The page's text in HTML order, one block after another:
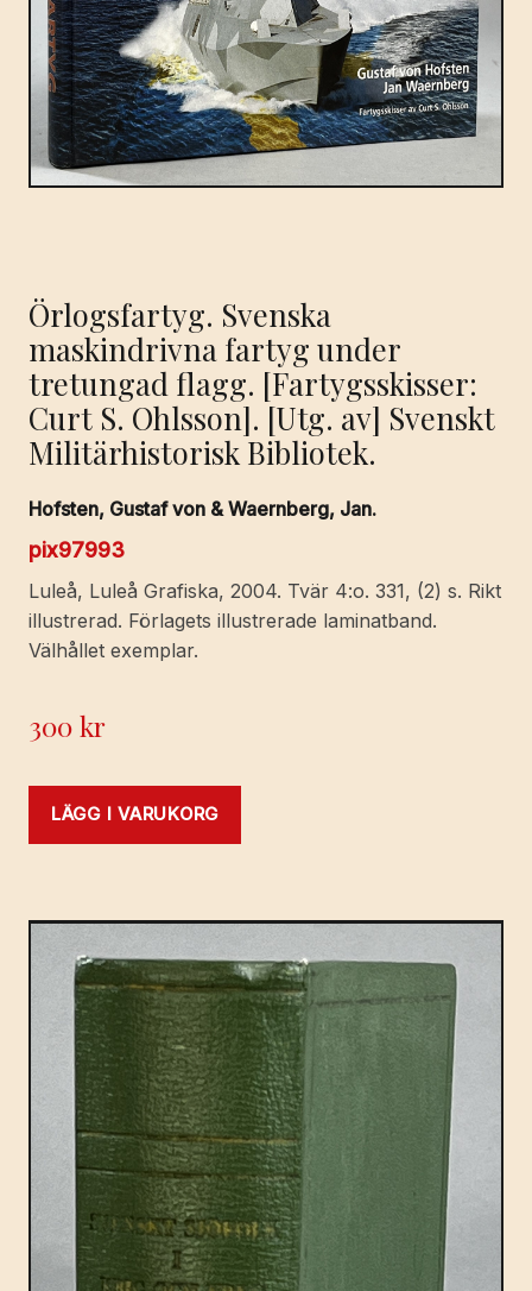
Örlogsfartyg. Svenska
maskindrivna fartyg under
tretungad flagg. [Fartygsskisser:
Curt S. Ohlsson]. [Utg. av] Svenskt
Militärhistorisk Bibliotek.
Hofsten, Gustaf von & Waernberg, Jan.
pix97993
Luleå, Luleå Grafiska, 2004. Tvär 4:o. 331, (2) s. Rikt
illustrerad. Förlagets illustrerade laminatband.
Välhållet exemplar.
300kr
LÄGG I VARUKORG